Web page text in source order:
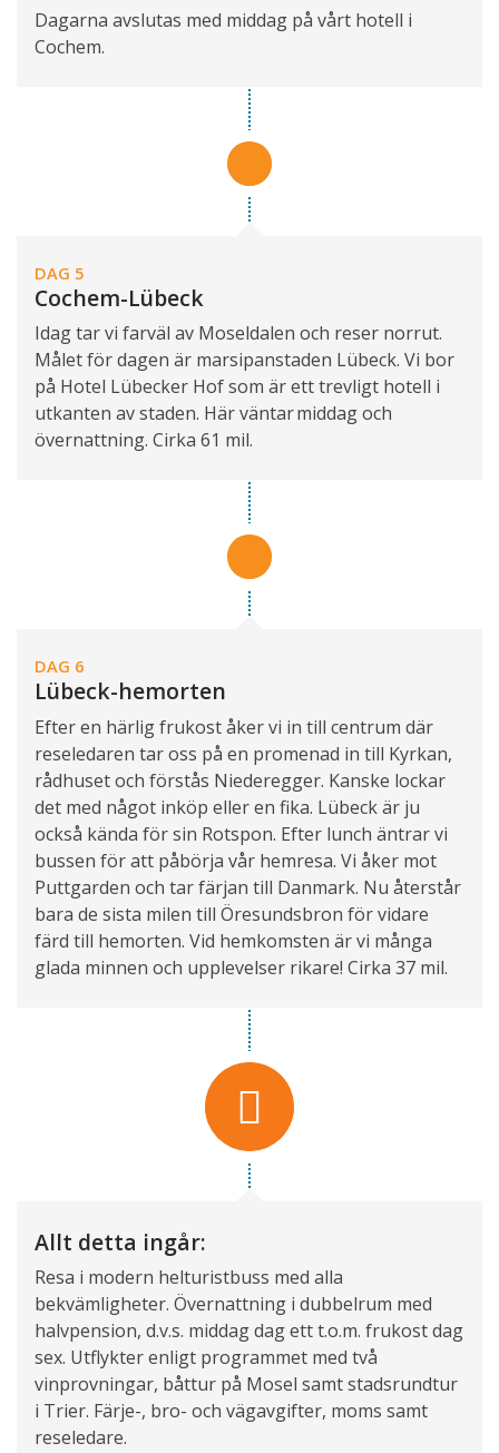
Dagarna avslutas med middag på vårt hotell i
Cochem.
DAG 5
Cochem-Lübeck
Idag tar vi farväl av Moseldalen och reser norrut.
Målet för dagen är marsipanstaden Lübeck. Vi bor
på Hotel Lübecker Hof som är ett trevligt hotell i
utkanten av staden. Här väntar middag och
övernattning. Cirka 61 mil.
DAG 6
Lübeck-hemorten
Efter en härlig frukost åker vi in till centrum där
reseledaren tar oss på en promenad in till Kyrkan,
rådhuset och förstås Niederegger. Kanske lockar
det med något inköp eller en fika. Lübeck är ju
också kända för sin Rotspon. Efter lunch äntrar vi
bussen för att påbörja vår hemresa. Vi åker mot
Puttgarden och tar färjan till Danmark. Nu återstår
bara de sista milen till Öresundsbron för vidare
färd till hemorten. Vid hemkomsten är vi många
glada minnen och upplevelser rikare! Cirka 37 mil.
Allt detta ingår:
Resa i modern helturistbuss med alla
bekvämligheter. Övernattning i dubbelrum med
halvpension, d.v.s. middag dag ett t.o.m. frukost dag
sex. Utflykter enligt programmet med två
vinprovningar, båttur på Mosel samt stadsrundtur
i Trier. Färje-, bro- och vägavgifter, moms samt
reseledare.